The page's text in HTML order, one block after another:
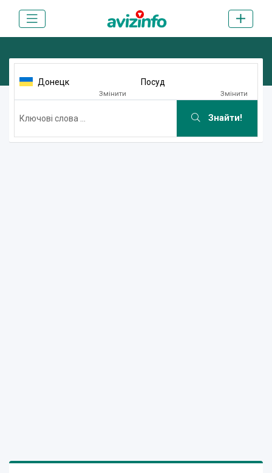
Донецк
Змінити
Посуд
Змінити
Знайти!